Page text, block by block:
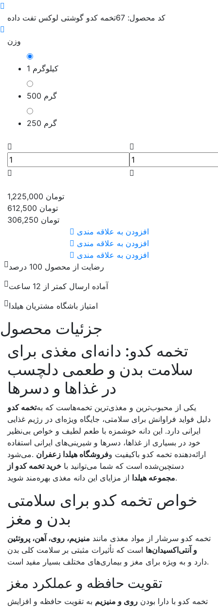
تخمه کدو گوشتی لوکس تفت داده کد محصول: 67
وزن
1 کیلوگرم
500 گرم
250 گرم
1,225,000 تومان
612,500 تومان
306,250 تومان
افزودن به علاقه مندی
افزودن به علاقه مندی
افزودن به علاقه مندی
رضایت از محصول 100 درصد
آماده ارسال کمتر از 12 ساعت
امتیاز باشگاه مشتریان هیلدا
جزئیات محصول
تخمه کدو: دانه‌ای مغذی برای
سلامت بدن و طعمی دلچسب
در غذاها و دسرها
تخمه کدویکی از محبوب‌ترین و مغذی‌ترین تخمه‌هاست که به
دلیل فواید فراوانش برای سلامتی، جایگاه ویژه‌ای در رژیم غذایی
ایرانی دارد. این دانه خوشمزه با طعم لطیف و خواص بی‌نظیر
خود در بسیاری از غذاها، دسرها و شیرینی‌های ایرانی استفاده
می‌شود. فروشگاه هیلدا زعفرانارائه‌دهنده تخمه کدو باکیفیت و
دستچین‌شده است که شما می‌توانید با خرید تخمه کدو از
مجموعه هیلدا از مزایای این دانه مغذی بهره‌مند شوید .
خواص تخمه کدو برای سلامتی
بدن و مغز
تخمه کدو سرشار از مواد مغذی مانند منیزیم، روی، آهن، پروتئین
و آنتی‌اکسیدان‌ها است که تأثیرات مثبتی بر سلامت کلی بدن
دارد و به ویژه برای مغز و بیماری‌های مختلف بسیار مفید است.
تقویت حافظه و عملکرد مغز
تخمه کدو با دارا بودن روی و منیزیم به تقویت حافظه و افزایش